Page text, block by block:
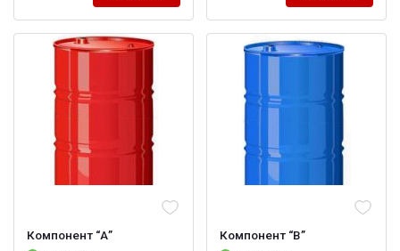
Компонент “А”
Компонент “В”